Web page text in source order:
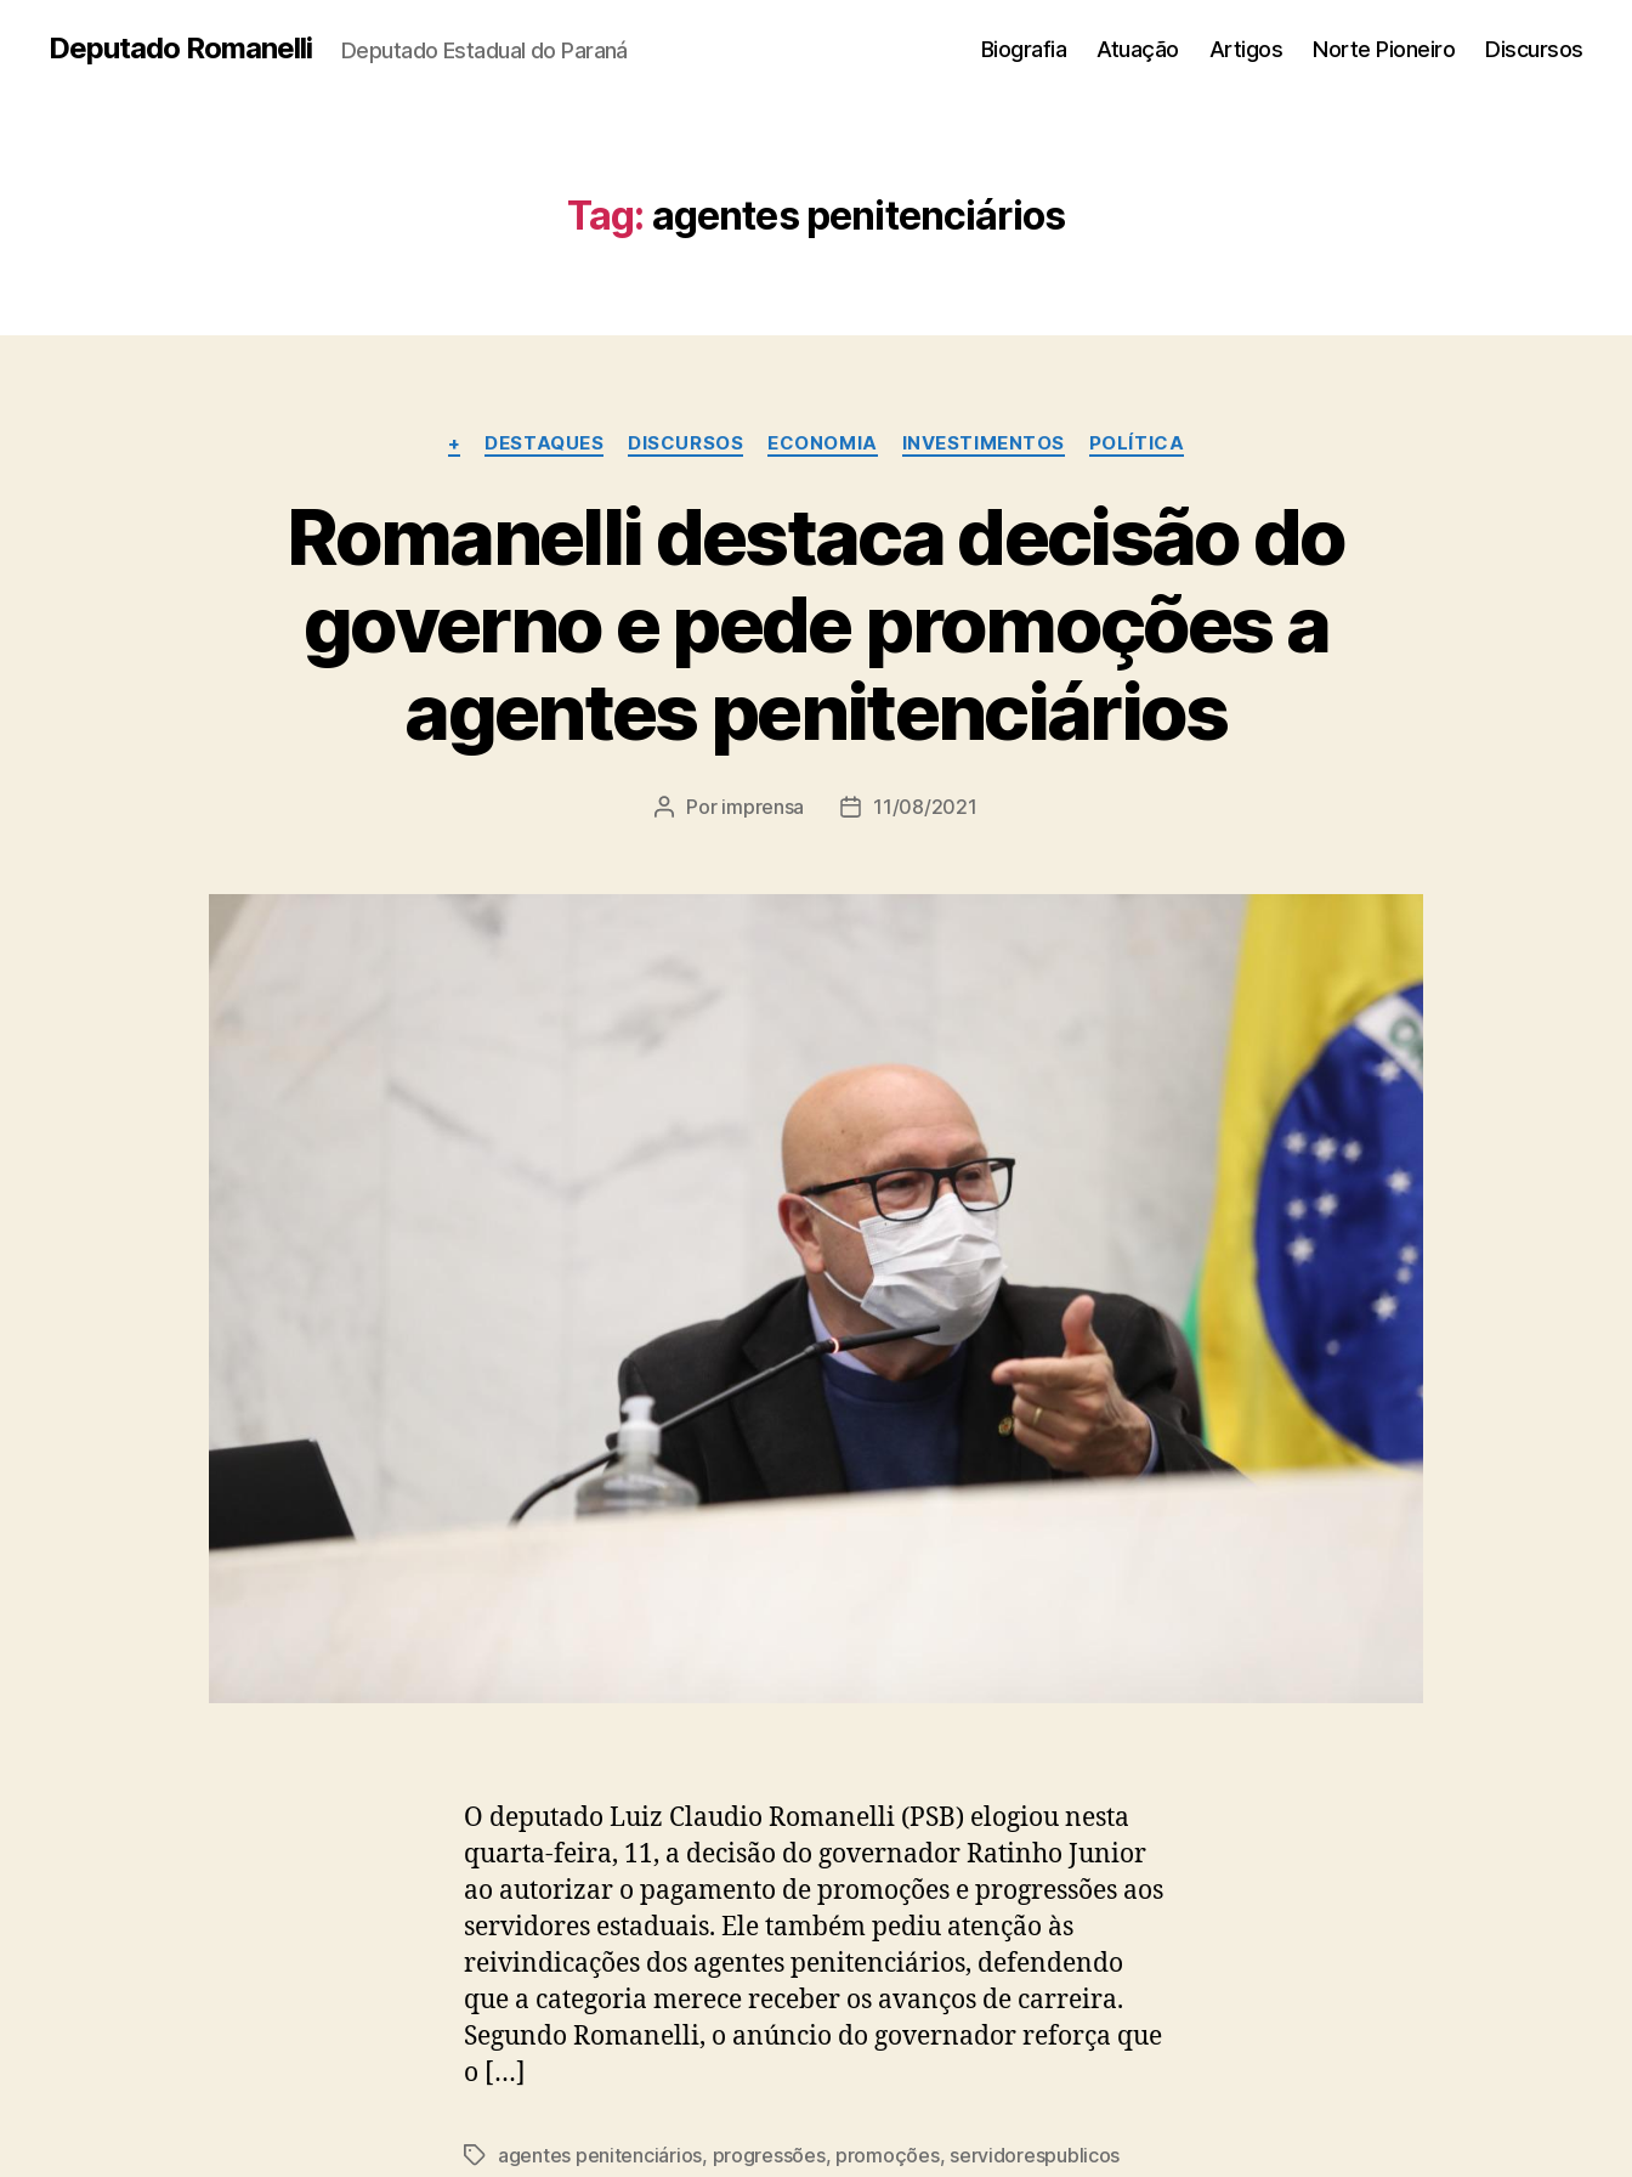
Deputado Romanelli Deputado Estadual do Paraná Biografia Atuação Artigos Norte Pioneiro Discursos
Tag: agentes penitenciários
Categorias
+ DESTAQUES DISCURSOS ECONOMIA INVESTIMENTOS POLÍTICA
Romanelli destaca decisão do
governo e pede promoções a
agentes penitenciários
Autor
Por imprensa
Data11/08/2021
O deputado Luiz Claudio Romanelli (PSB) elogiou nesta
quarta-feira, 11, a decisão do governador Ratinho Junior
ao autorizar o pagamento de promoções e progressões aos
servidores estaduais. Ele também pediu atenção às
reivindicações dos agentes penitenciários, defendendo
que a categoria merece receber os avanços de carreira.
Segundo Romanelli, o anúncio do governador reforça que
o […]
Tagsagentes penitenciários, progressões, promoções, servidorespublicos